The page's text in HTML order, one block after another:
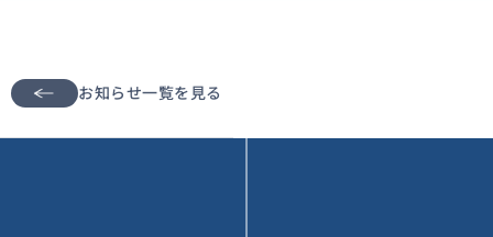
お知らせ一覧を見る